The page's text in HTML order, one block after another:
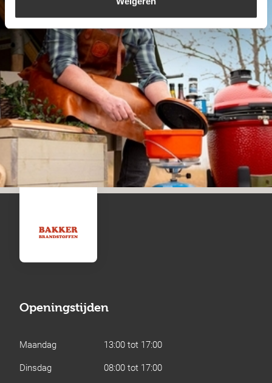
Openingstijden
Maandag
13:00 tot 17:00
Dinsdag
08:00 tot 17:00